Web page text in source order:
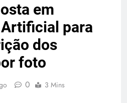
em
para
dos
foto
0 3 Mins